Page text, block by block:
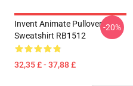
Invent Animate Pullover
Sweatshirt RB1512
32,35 £ - 37,88 £
-20%